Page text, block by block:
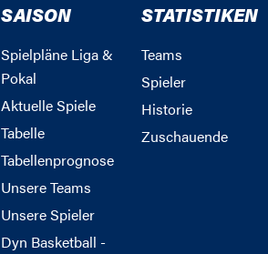
SAISON
Spielpläne Liga &
Pokal
Aktuelle Spiele
Tabelle
Tabellenprognose
Unsere Teams
Unsere Spieler
Dyn Basketball -
STATISTIKEN
Teams
Spieler
Historie
Zuschauende